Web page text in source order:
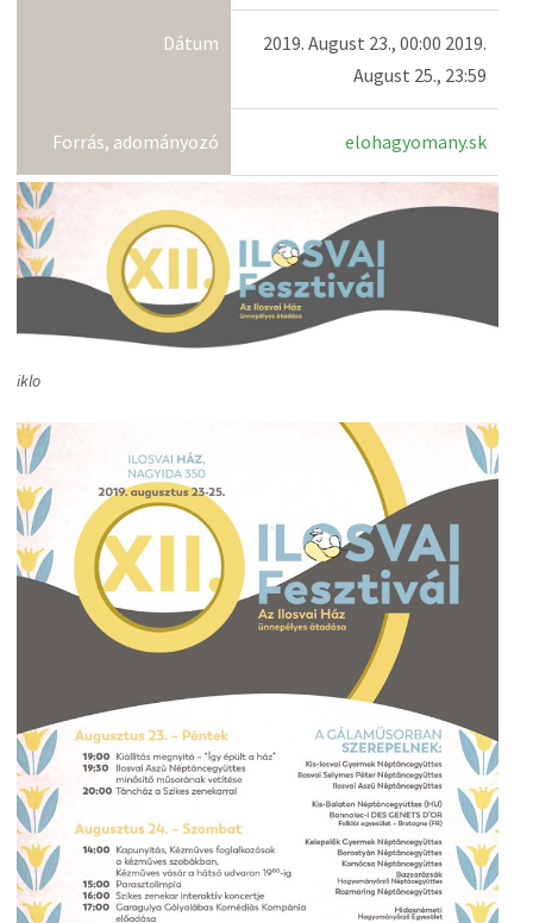
Dátum
2019. August 23., 00:00 2019.
August 25., 23:59
Forrás, adományozó elohagyomany.sk
iklo